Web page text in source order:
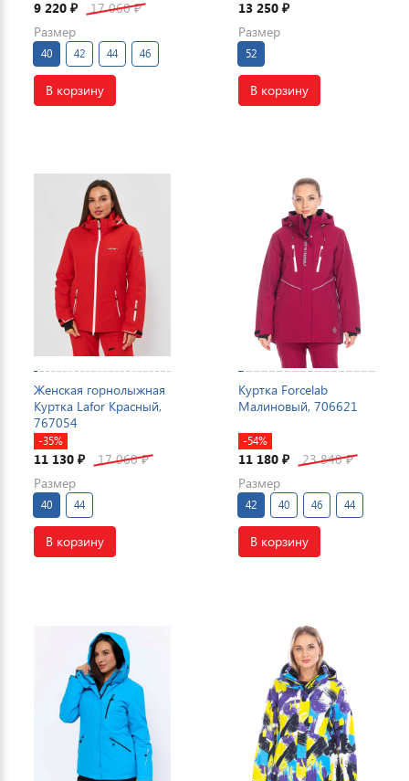
9 220 ₽ 17 060₽
Размер
40 42 44 46
В корзину
13 250 ₽
Размер
52
В корзину
Женская горнолыжная
Куртка Lafor Красный,
767054
-35%
11 130 ₽ 17 060₽
Размер
40 44
В корзину
Куртка Forcelab
Малиновый, 706621
-54%
11 180 ₽ 23 840₽
Размер
42 40 46 44
В корзину